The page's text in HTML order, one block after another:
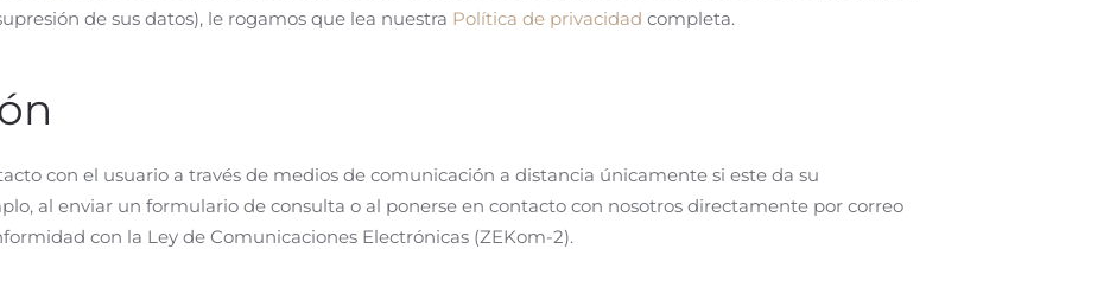
de sus datos), le rogamos que lea nuestra Política de privacidad completa.
con el usuario a través de medios de comunicación a distancia únicamente si este da su
al enviar un formulario de consulta o al ponerse en contacto con nosotros directamente por correo
con la Ley de Comunicaciones Electrónicas (ZEKom-2).